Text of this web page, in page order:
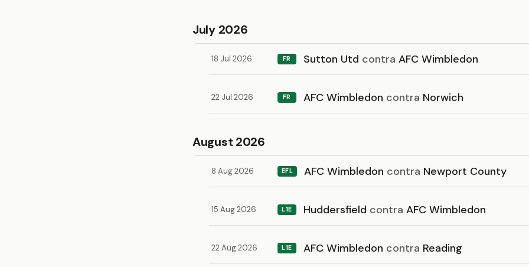
July 2026
18 Jul 2026 FR Sutton Utd contra AFC Wimbledon
22 Jul 2026 FR AFC Wimbledon contra Norwich
August 2026
8 Aug 2026 EFL AFC Wimbledon contra Newport County
15 Aug 2026 L1E Huddersfield contra AFC Wimbledon
22 Aug 2026 L1E AFC Wimbledon contra Reading